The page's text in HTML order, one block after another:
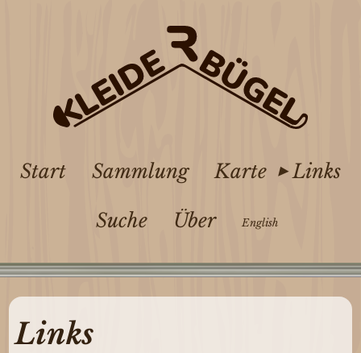
Start Sammlung Karte Links
Suche Über English
Links